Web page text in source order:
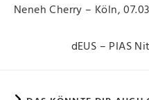
Neneh Cherry – Köln,
dEUS – PIAS